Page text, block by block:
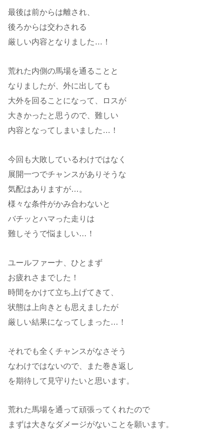
最後は前からは離され、
後ろからは交わされる
厳しい内容となりました…！
荒れた内側の馬場を通ることと
なりましたが、外に出しても
大外を回ることになって、ロスが
大きかったと思うので、難しい
内容となってしまいました…！
今回も大敗しているわけではなく
展開一つでチャンスがありそうな
気配はありますが…。
様々な条件がかみ合わないと
バチッとハマった走りは
難しそうで悩ましい…！
ユールファーナ、ひとまず
お疲れさまでした！
時間をかけて立ち上げてきて、
状態は上向きとも思えましたが
厳しい結果になってしまった…！
それでも全くチャンスがなさそう
なわけではないので、また巻き返し
を期待して見守りたいと思います。
荒れた馬場を通って頑張ってくれたので
まずは大きなダメージがないことを願います。